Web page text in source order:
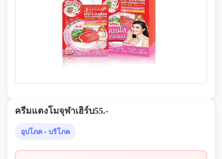
ครีมแตงโมจุฬาเฮิร์บ55.-
อุปโภค - บริโภค